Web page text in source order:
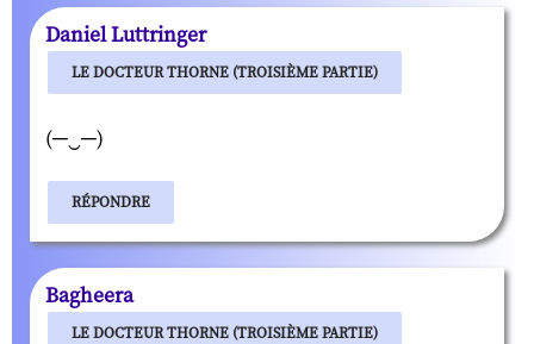
Daniel Luttringer
LE DOCTEUR THORNE (TROISIÈME PARTIE)
(─‿─)
RÉPONDRE
Bagheera
LE DOCTEUR THORNE (TROISIÈME PARTIE)